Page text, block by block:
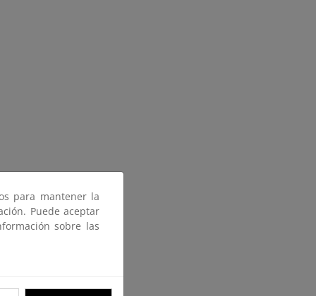
para mantener la
Puede aceptar
sobre las